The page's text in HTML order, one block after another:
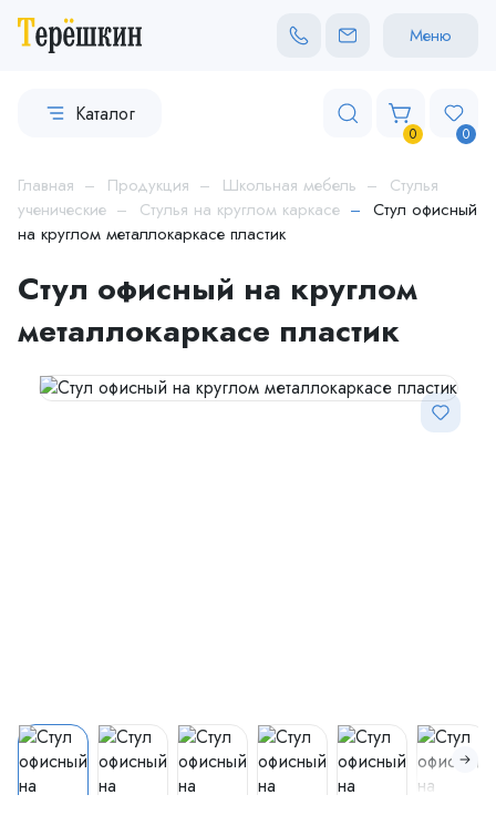
Меню
Каталог
0 0
Главная Продукция Школьная мебель
Стулья
ученические
Стулья на круглом каркасе
Стул офисный
на круглом металлокаркасе пластик
Стул офисный на круглом
металлокаркасе пластик